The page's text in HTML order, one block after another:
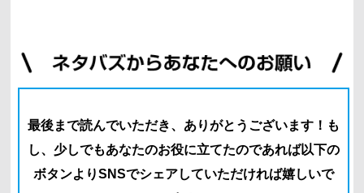
最後まで読んでいただき、ありがとうございます！ も
し、少しでもあなたのお役に立てたのであれば以下の
ボタンよりSNSでシェアしていただければ嬉しいで